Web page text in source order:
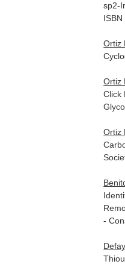
sp2-
Ortiz
Ortiz
Click
Ortiz
-